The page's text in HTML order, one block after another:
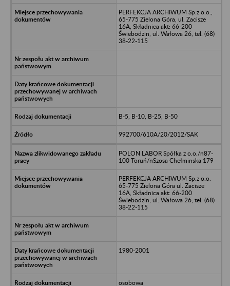
PERFEKCJA ARCHIWUM Sp.z o.o.,
65-775 Zielona Góra, ul. Zacisze
16A, Składnica akt: 66-200
Świebodzin, ul. Wałowa 26, tel. (68)
38-22-115
B-5, B-10, B-25, B-50
992700/610A/20/2012/SAK
POLON LABOR Spółka z o.o./n87-
100 Toruń/nSzosa Chełminska 179
PERFEKCJA ARCHIWUM Sp.z o.o.
65-775 Zielona Góra ul. Zacisze
16A, Składnica akt: 66-200
Świebodzin, ul. Wałowa 26, tel. (68)
38-22-115
1980-2001
osobowa